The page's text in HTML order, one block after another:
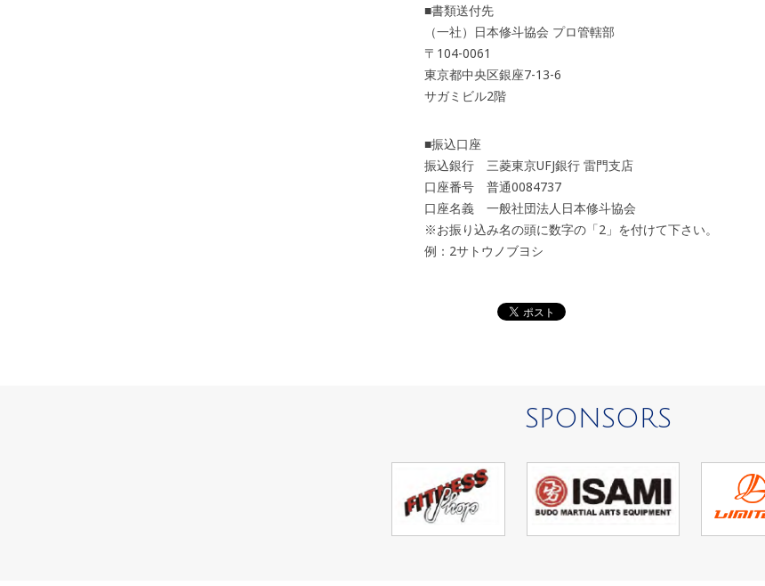
■書類送付先
（一社）日本修斗協会 プロ管轄部
〒104-0061
東京都中央区銀座7-13-6
サガミビル2階
■振込口座
振込銀行 三菱東京UFJ銀行 雷門支店
口座番号 普通0084737
口座名義 一般社団法人日本修斗協会
※お振り込み名の頭に数字の「2」を付けて下さい。
例：2サトウノブヨシ
SPONSORS